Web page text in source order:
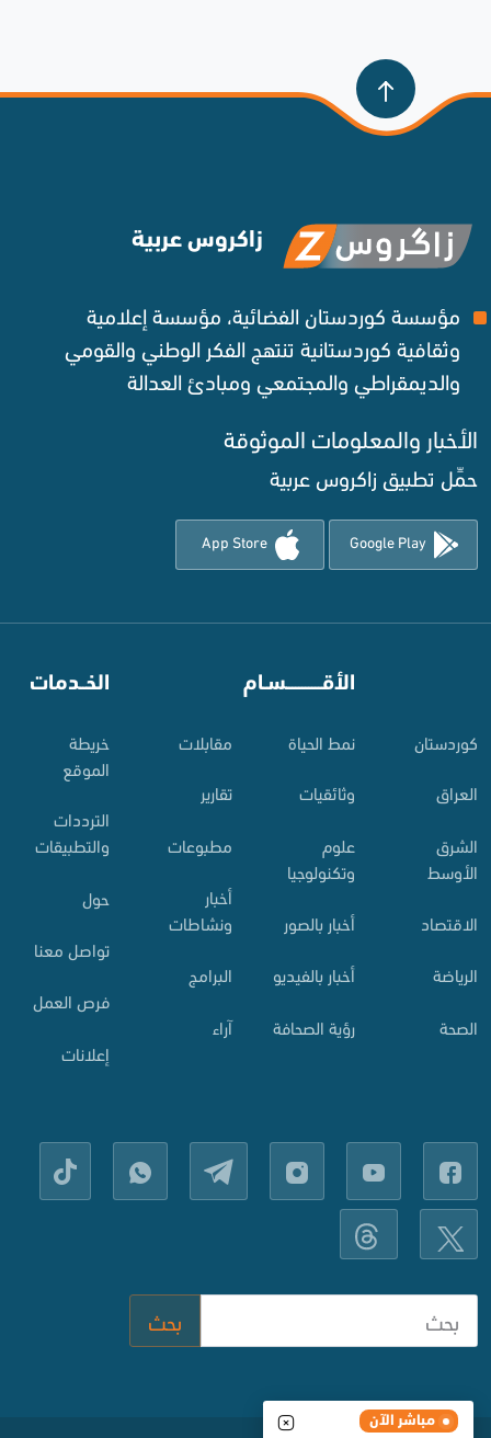
مباشر الآن
زاكروس عربية
مؤسسة كوردستان الفضائية، مؤسسة إعلامية
وثقافية كوردستانية تنتهج الفكر الوطني والقومي
والديمقراطي والمجتمعي ومبادئ العدالة ‌
الأخبار والمعلومات الموثوقة‌
حمِّل تطبيق زاكروس عربية
Google Play
App Store
کوردستان
العراق
الشرق
الأوسط
الاقتصاد
الرياضة
الصحة
الأقـــــــــــسـام
نمط الحياة
وثائقيات
علوم
وتكنولوجيا
أخبار بالصور
أخبار بالفيديو
رؤية الصحافة
مقابلات
تقارير
مطبوعات
أخبار
ونشاطات
البرامج
آراء
الخــدمات
خريطة
الموقع
الترددات
والتطبيقات
حول
تواصل معنا
فرص العمل
إعلانات
بحث